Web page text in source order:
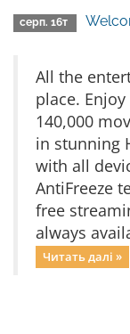
серп. 16т
All the
place.
140,000
in stunning
with all
AntiFreeze
free
always
Читать далі »